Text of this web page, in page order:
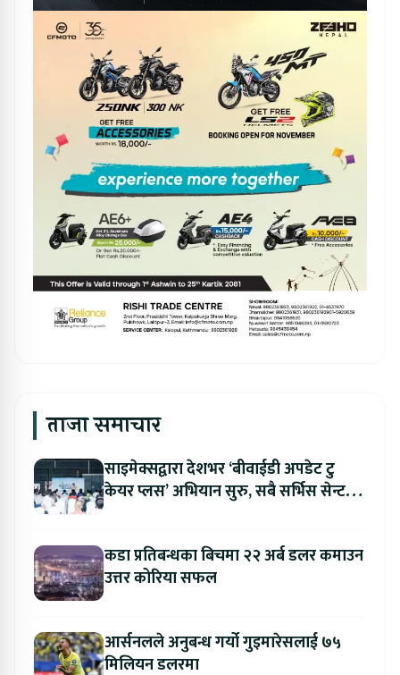
ताजा समाचार
साइमेक्सद्वारा देशभर ‘बीवाईडी अपडेट टु
केयर प्लस’ अभियान सुरु, सबै सर्भिस सेन्टरमा
कडा प्रतिबन्धका बिचमा २२ अर्ब डलर कमाउन
उत्तर कोरिया सफल
आर्सनलले अनुबन्ध गर्यो गुइमारेसलाई ७५
मिलियन डलरमा